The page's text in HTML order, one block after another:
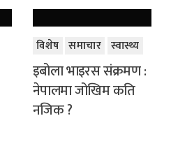
विशेष समाचार स्वास्थ्य
इबोला भाइरस संक्रमण :
नेपालमा जोखिम कति
नजिक ?